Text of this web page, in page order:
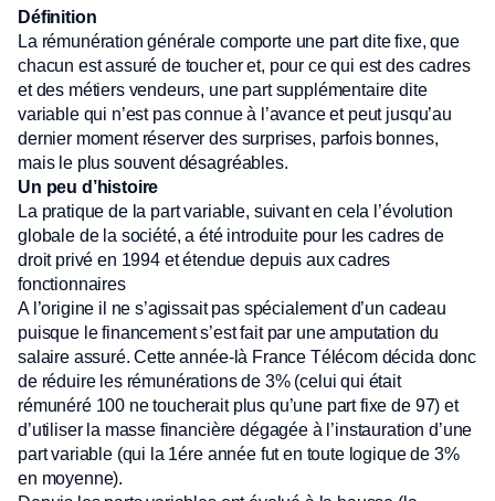
Définition
La rémunération générale comporte une part dite fixe, que
chacun est assuré de toucher et, pour ce qui est des cadres
et des métiers vendeurs, une part supplémentaire dite
variable qui n’est pas connue à l’avance et peut jusqu’au
dernier moment réserver des surprises, parfois bonnes,
mais le plus souvent désagréables.
Un peu d’histoire
La pratique de la part variable, suivant en cela l’évolution
globale de la société, a été introduite pour les cadres de
droit privé en 1994 et étendue depuis aux cadres
fonctionnaires
A l’origine il ne s’agissait pas spécialement d’un cadeau
puisque le financement s’est fait par une amputation du
salaire assuré. Cette année-là France Télécom décida donc
de réduire les rémunérations de 3% (celui qui était
rémunéré 100 ne toucherait plus qu’une part fixe de 97) et
d’utiliser la masse financière dégagée à l’instauration d’une
part variable (qui la 1ére année fut en toute logique de 3%
en moyenne).